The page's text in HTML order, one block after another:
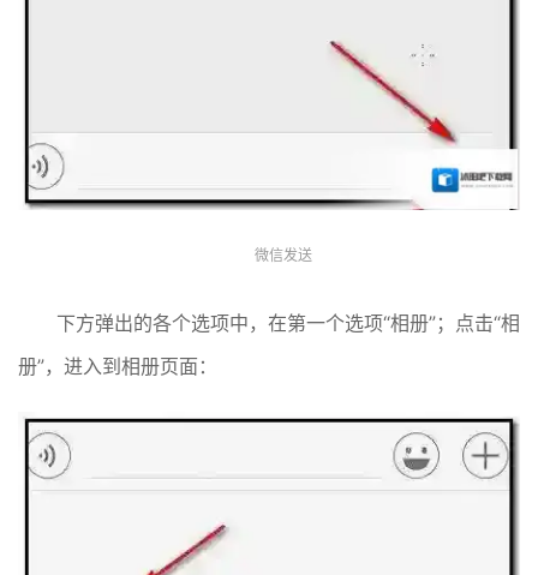
微信发送
下方弹出的各个选项中，在第一个选项“相册”；点击“相
册”，进入到相册页面：